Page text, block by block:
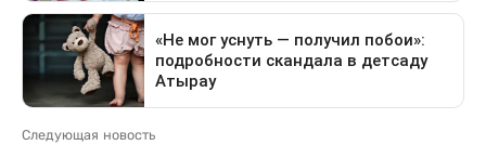
Следующая новость